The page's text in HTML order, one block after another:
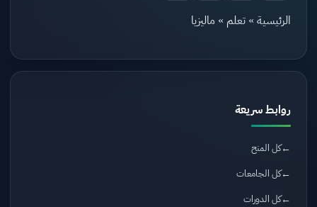
الرئيسية » تعلم » ماليزيا
روابط سريعة
كل المنح
كل الجامعات
كل الدورات